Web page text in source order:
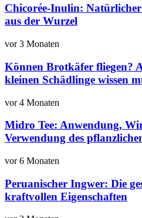
Chicorée-Inulin:
aus der Wurzel
vor 3 Monaten
Können Brotkäfer fliegen?
kleinen Schädlinge wissen
vor 4 Monaten
Midro Tee: Anwendung,
Verwendung des
vor 6 Monaten
Peruanischer Ingwer: Die
kraftvollen Eigenschaften